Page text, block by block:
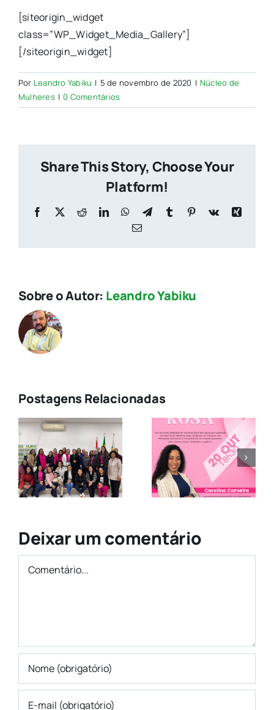
[siteorigin_widget
class=”WP_Widget_Media_Gallery”]
[/siteorigin_widget]
Por Leandro Yabiku | 5 de novembro de 2020 | Núcleo de
Mulheres | 0 Comentários
Share This Story, Choose Your
Platform!
Facebook
X RedditLinkedInWhatsApp
TelegramTumblr Pinterest
Vk
Xing
E-
Sobre o Autor: Leandro Yabiku
Postagens Relacionadas
ACE
Diadema na
Luta pela
Prevenção
do Câncer
Mulheres
unidas pelo
sucesso
Deixar um comentário
Comentário